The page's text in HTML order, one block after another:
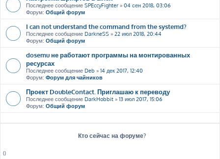
Последнее сообщение SPEccyFighter » 04 сен 2018, 03:06
Форум: Общий форум
I can not understand the command from the systemd?
Последнее сообщение DarkneSS » 22 июл 2018, 20:44
Форум: Общий форум
dosemu не работают программы на монтированных
ресурсах
Последнее сообщение Deb » 14 дек 2017, 12:40
Форум: Форум для чайников
Проект DoubleContact. Приглашаю к переводу
Последнее сообщение DarkHobbit » 13 июл 2017, 15:06
Форум: Общий форум
Кто сейчас на форуме?
()